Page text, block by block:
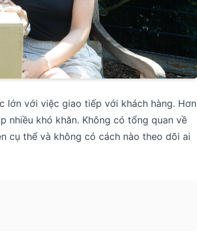
lớn với việc giao tiếp với khách hàng. Hơn
nhiều khó khăn. Không có tổng quan về
cụ thể và không có cách nào theo dõi ai